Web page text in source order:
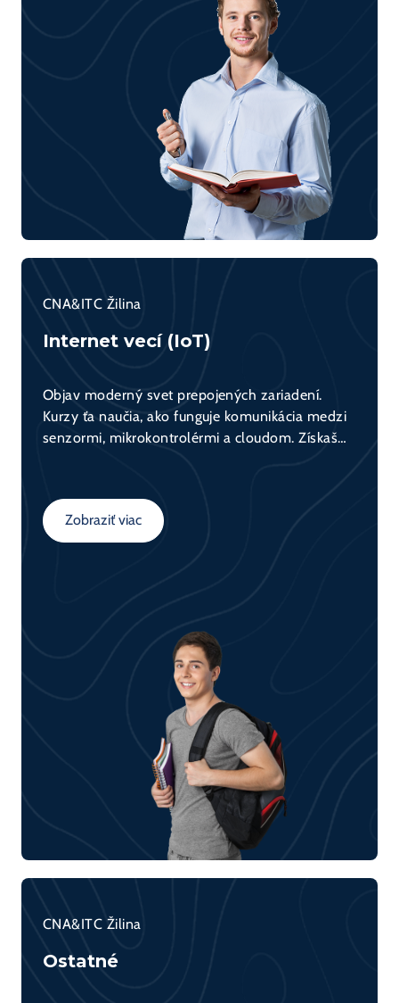
CNA&ITC Žilina
Internet vecí (IoT)
Objav moderný svet prepojených zariadení.
Kurzy ťa naučia, ako funguje komunikácia medzi
senzormi, mikrokontrolérmi a cloudom. Získaš
dát a ich využitie v praxi.
Zobraziť viac
CNA&ITC Žilina
Ostatné